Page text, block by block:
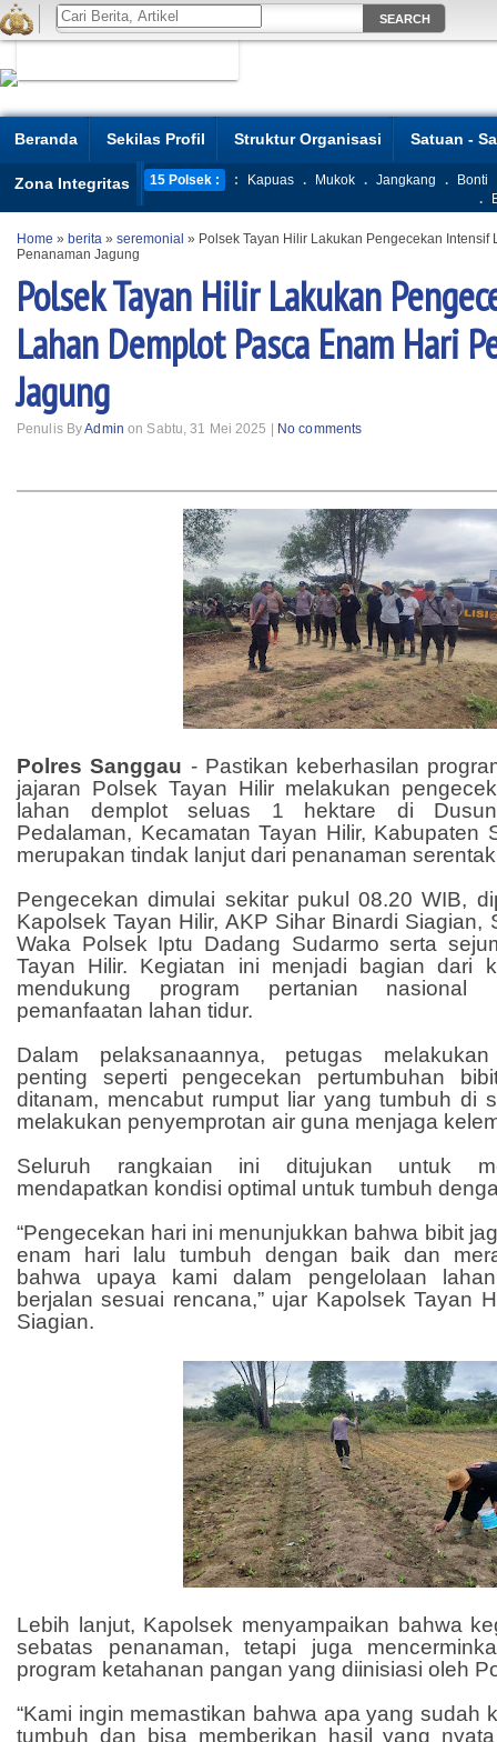
Beranda Sekilas Profil Struktur Organisasi Satuan -
Zona Integritas 15 Polsek : : Kapuas . Mukok . Jangkang .
Bonti
.
Home » berita » seremonial » Polsek Tayan Hilir Lakukan Pengecekan
Penanaman Jagung
Polsek Tayan Hilir Lakukan
Lahan Demplot Pasca Enam Hari
Jagung
Penulis ByAdmin on Sabtu, 31 Mei 2025 | No comments
Polres Sanggau - Pastikan keberhasilan
jajaran Polsek Tayan Hilir melakukan
lahan demplot seluas 1 hektare di
Pedalaman, Kecamatan Tayan Hilir, Kabupaten
merupakan tindak lanjut dari penanaman
Pengecekan dimulai sekitar pukul 08.20 WIB,
Kapolsek Tayan Hilir, AKP Sihar Binardi Siagian,
Waka Polsek Iptu Dadang Sudarmo serta
Tayan Hilir. Kegiatan ini menjadi bagian dari
mendukung program pertanian nasional
pemanfaatan lahan tidur.
Dalam pelaksanaannya, petugas
penting seperti pengecekan pertumbuhan
ditanam, mencabut rumput liar yang tumbuh di
melakukan penyemprotan air guna menjaga
Seluruh rangkaian ini ditujukan untuk
mendapatkan kondisi optimal untuk tumbuh
“Pengecekan hari ini menunjukkan bahwa bibit
enam hari lalu tumbuh dengan baik dan
bahwa upaya kami dalam pengelolaan
berjalan sesuai rencana,” ujar Kapolsek Tayan
Siagian.
Lebih lanjut, Kapolsek menyampaikan bahwa
sebatas penanaman, tetapi juga
program ketahanan pangan yang diinisiasi oleh
“Kami ingin memastikan bahwa apa yang sudah
tumbuh dan bisa memberikan hasil yang